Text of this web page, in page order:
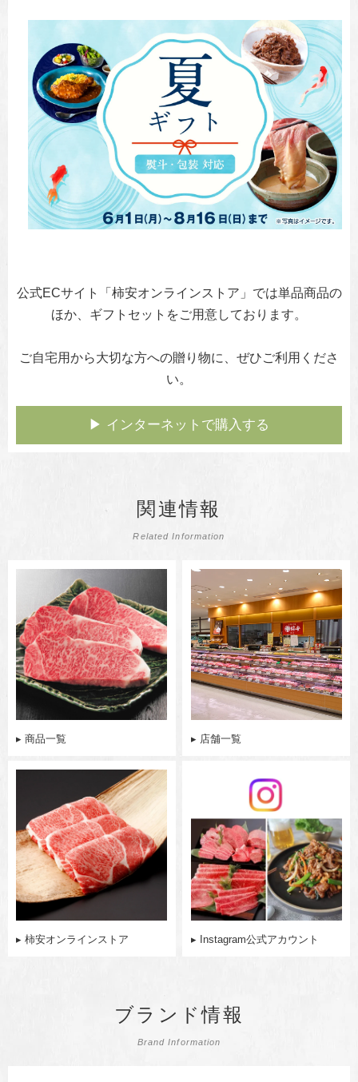
公式ECサイト「柿安オンラインストア」では単品商品の
ほか、ギフトセットをご用意しております。
ご自宅用から大切な方への贈り物に、ぜひご利用くださ
い。
▶︎ インターネットで購入する
関連情報
Related Information
▸ 商品一覧 ▸ 店舗一覧
▸ 柿安オンラインストア ▸ Instagram公式アカウント
ブランド情報
Brand Information